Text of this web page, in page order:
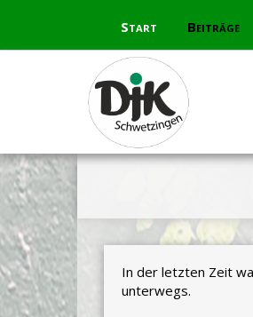
content
Start Beiträge
In der letzten Zeit
unterwegs.